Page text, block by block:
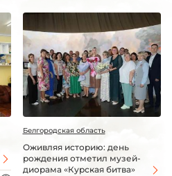
Белгородская область
Оживляя историю: день
рождения отметил музей-
диорама «Курская битва»